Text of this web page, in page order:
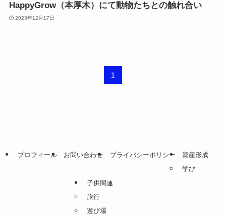
HappyGrow（本厚木）にて動物たちとの触れ合い
2023年12月17日
1
プロフィール お問い合わせ プライバシーポリシー
資産形成
学び
子供関連
旅行
遊び場